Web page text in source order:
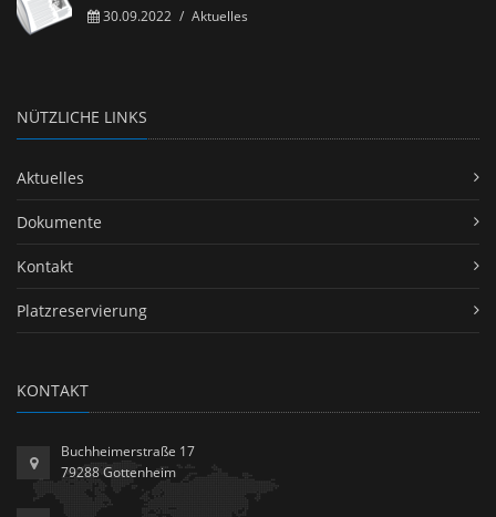
30.09.2022 / Aktuelles
NÜTZLICHE LINKS
Aktuelles
Dokumente
Kontakt
Platzreservierung
KONTAKT
Buchheimerstraße 17
79288 Gottenheim